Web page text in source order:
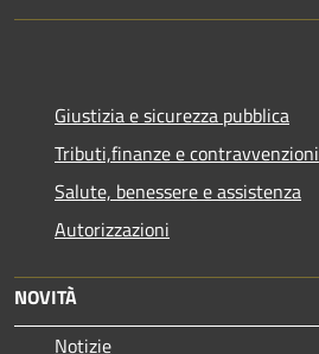
Giustizia e sicurezza pubblica
Tributi,finanze e contravvenzioni
Salute, benessere e assistenza
Autorizzazioni
NOVITÀ
Notizie